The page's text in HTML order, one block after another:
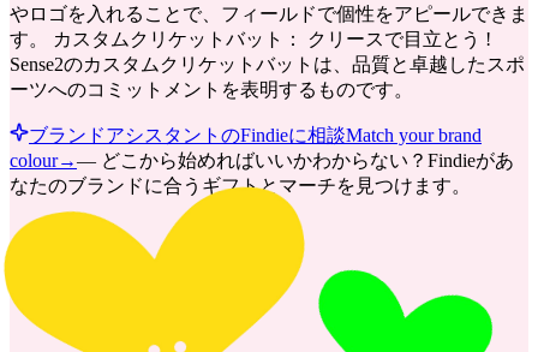
やロゴを入れることで、フィールドで個性をアピールできま
す。 カスタムクリケットバット： クリースで目立とう !
Sense2のカスタムクリケットバットは、品質と卓越したスポ
ーツへのコミットメントを表明するものです。
ブランドアシスタントのFindieに相談Match your brand
colour→— どこから始めればいいかわからない？Findieがあ
なたのブランドに合うギフトとマーチを見つけます。